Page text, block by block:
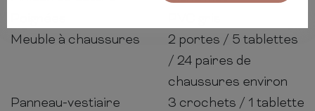
Meuble à chaussures
2 portes / 5 tablettes
/ 24 paires de
chaussures environ
Panneau-vestiaire
3 crochets / 1 tablette